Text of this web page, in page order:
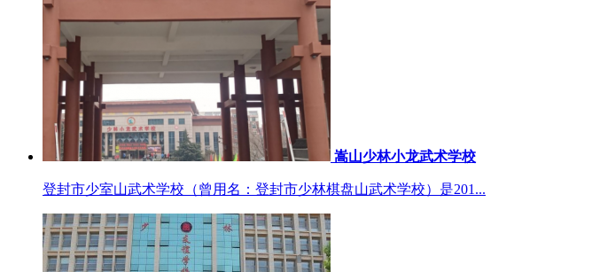
嵩山少林小龙武术学校
登封市少室山武术学校（曾用名：登封市少林棋盘山武术学校）是201...